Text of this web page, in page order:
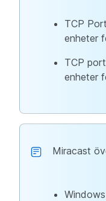
TCP Port
enheter
TCP port
enheter
Miracast